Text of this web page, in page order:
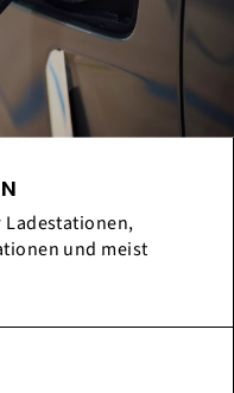
Ladestationen,
und meist